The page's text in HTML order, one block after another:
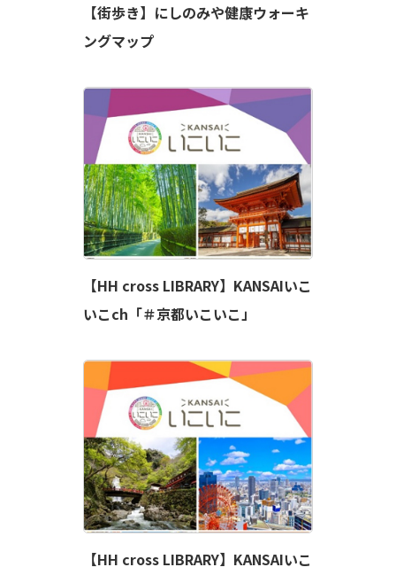
【街歩き】にしのみや健康ウォーキ
ングマップ
【HH cross LIBRARY】KANSAIいこ
いこch「＃京都いこいこ」
【HH cross LIBRARY】KANSAIいこ